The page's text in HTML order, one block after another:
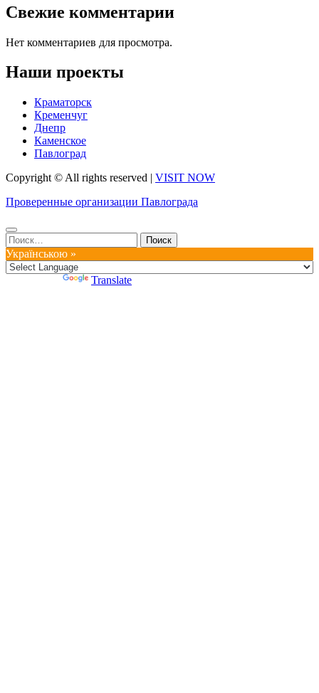
Свежие комментарии
Нет комментариев для просмотра.
Наши проекты
Краматорск
Кременчуг
Днепр
Каменское
Павлоград
Copyright © All rights reserved | VISIT NOW
Проверенные организации Павлограда
Найти:
Українською »
Translate